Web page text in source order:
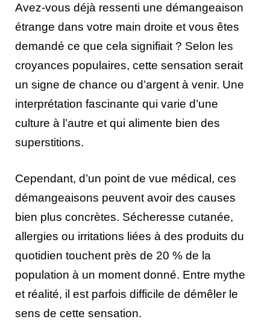
Avez-vous déjà ressenti une démangeaison
étrange dans votre main droite et vous êtes
demandé ce que cela signifiait ? Selon les
croyances populaires, cette sensation serait
un signe de chance ou d’argent à venir. Une
interprétation fascinante qui varie d’une
culture à l’autre et qui alimente bien des
superstitions.
Cependant, d’un point de vue médical, ces
démangeaisons peuvent avoir des causes
bien plus concrètes. Sécheresse cutanée,
allergies ou irritations liées à des produits du
quotidien touchent près de 20 % de la
population à un moment donné. Entre mythe
et réalité, il est parfois difficile de démêler le
sens de cette sensation.